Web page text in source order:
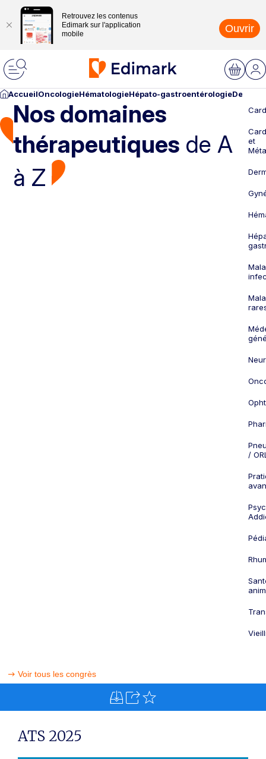
Retrouvez les contenus
Edimark sur l'application
mobile
Ouvrir
AccueilOncologieHématologieHépato-gastroentérologie
Nos domaines
thérapeutiques de A
à Z
et
/
Voir tous les congrès
ATS 2025